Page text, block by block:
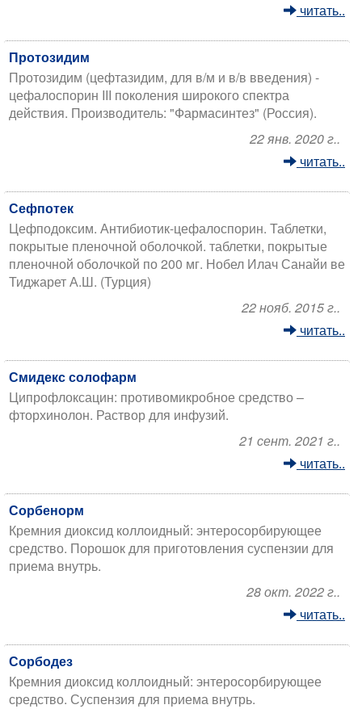
читать..
Протозидим
Протозидим (цефтазидим, для в/м и в/в введения) -
цефалоспорин III поколения широкого спектра
действия. Производитель: "Фармасинтез" (Россия).
22 янв. 2020 г..
читать..
Сефпотек
Цефподоксим. Антибиотик-цефалоспорин. Таблетки,
покрытые пленочной оболочкой. таблетки, покрытые
пленочной оболочкой по 200 мг. Нобел Илач Санайи ве
Тиджарет А.Ш. (Турция)
22 нояб. 2015 г..
читать..
Смидекс солофарм
Ципрофлоксацин: противомикробное средство –
фторхинолон. Раствор для инфузий.
21 сент. 2021 г..
читать..
Сорбенорм
Кремния диоксид коллоидный: энтеросорбирующее
средство. Порошок для приготовления суспензии для
приема внутрь.
28 окт. 2022 г..
читать..
Сорбодез
Кремния диоксид коллоидный: энтеросорбирующее
средство. Суспензия для приема внутрь.